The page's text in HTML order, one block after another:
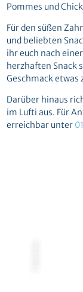
Pommes und
Für den süßen
und beliebten
ihr euch nach
herzhaften Snack
Geschmack etwas
Darüber hinaus
im Lufti aus. Für
erreichbar unter